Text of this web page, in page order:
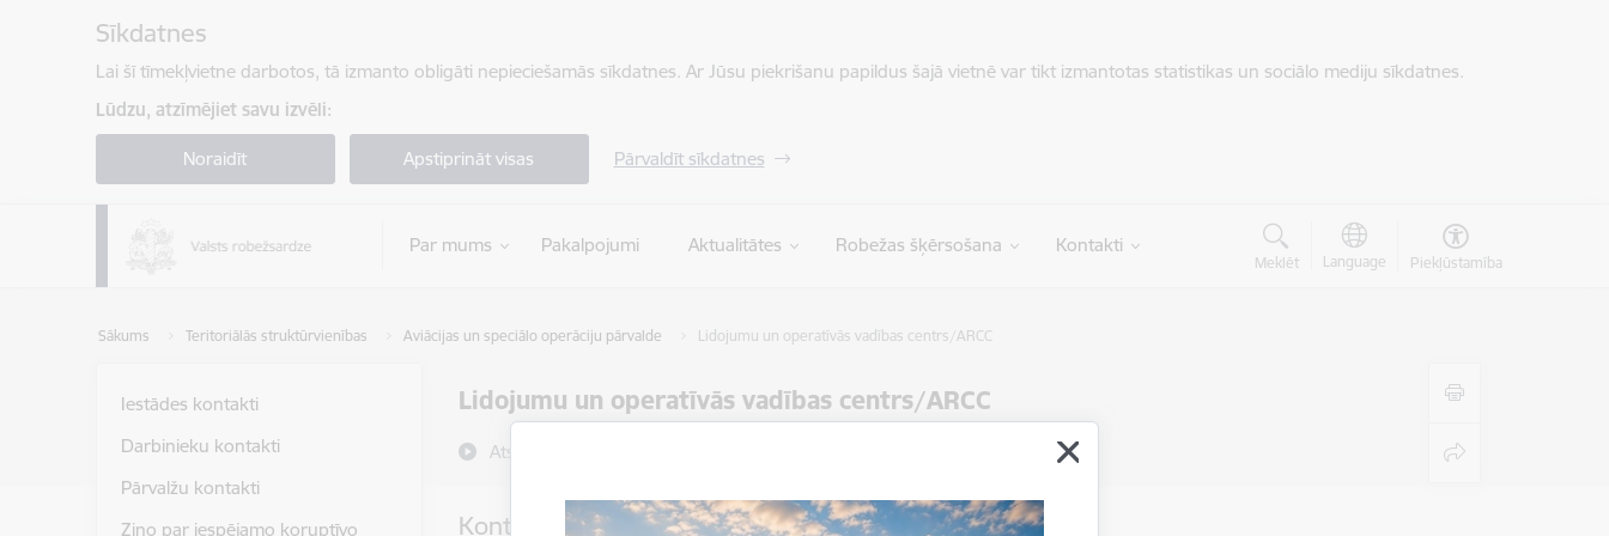
Sīkdatnes
Lai šī tīmekļvietne darbotos, tā izmanto obligāti nepieciešamās sīkdatnes. Ar Jūsu piekrišanu papildus šajā vietnē var tikt izmantotas statistikas un sociālo mediju sīkdatnes.
Lūdzu, atzīmējiet savu izvēli:
Noraidīt Apstiprināt visas Pārvaldīt sīkdatnes
Par mums Pakalpojumi Aktualitātes Robežas šķērsošana Kontakti
Meklēt Language Piekļūstamība
Sākums Teritoriālās struktūrvienības Aviācijas un speciālo operāciju pārvalde Lidojumu un operatīvās vadības centrs/ARCC
Lidojumu un operatīvās vadības centrs/ARCC
Atskaņot tekstu
Iestādes kontakti
Darbinieku kontakti
Pārvalžu kontakti
Ziņo par iespējamo koruptīvo
Kontakti